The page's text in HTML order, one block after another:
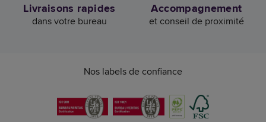
Livraisons rapides
dans votre bureau
Accompagnement
et conseil de proximité
Nos labels de confiance